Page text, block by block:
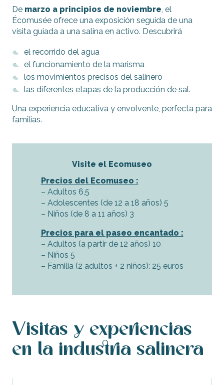
De marzo a principios de noviembre , el
Écomusée ofrece una exposición seguida de una
visita guiada a una salina en activo. Descubrirá
el recorrido del agua
el funcionamiento de la marisma
los movimientos precisos del salinero
las diferentes etapas de la producción de sal.
Una experiencia educativa y envolvente, perfecta para
familias.
Visite el Ecomuseo
Precios del Ecomuseo :
– Adultos 6,5
– Adolescentes (de 12 a 18 años) 5
– Niños (de 8 a 11 años) 3
Precios para el paseo encantado :
– Adultos (a partir de 12 años) 10
– Niños 5
– Familia (2 adultos + 2 niños): 25 euros
Visitas y experiencias
en la industria salinera